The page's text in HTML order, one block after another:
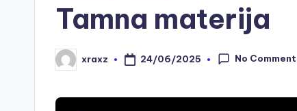
Tamna materija
Posted
by
xraxz 24/06/2025 No